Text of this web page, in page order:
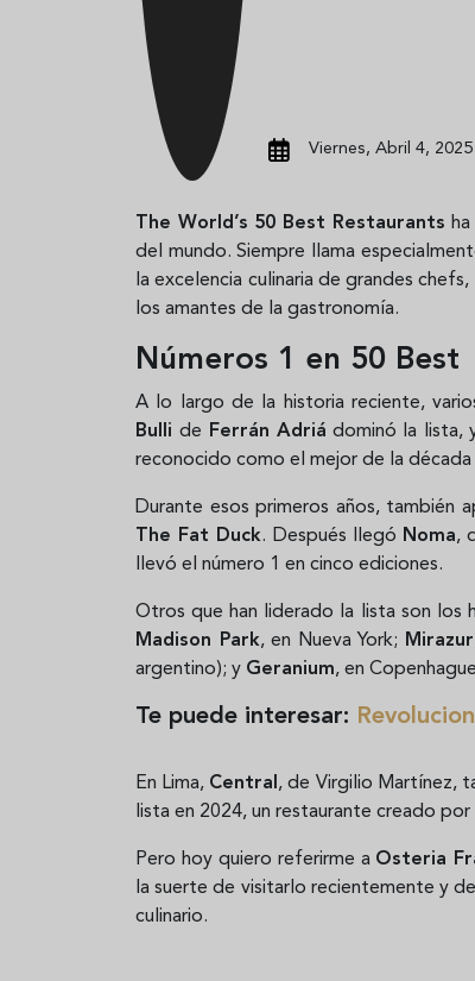
Viernes, Abril 4,
The World’s 50 Best Restaurants
del mundo. Siempre llama
la excelencia culinaria de grandes
los amantes de la gastronomía.
Números 1 en 50 Best
A lo largo de la historia reciente,
Bullide Ferrán Adriá dominó la lista,
reconocido como el mejor de la década
Durante esos primeros años, también
The Fat Duck. Después llegó Noma,
llevó el número 1 en cinco ediciones.
Otros que han liderado la lista son los
Madison Park, en Nueva York; Mirazur
argentino); y Geranium, en
Te puede interesar:
En Lima, Central, de Virgilio Martínez,
lista en 2024, un restaurante creado
Pero hoy quiero referirme a Osteria
la suerte de visitarlo recientemente y
culinario.